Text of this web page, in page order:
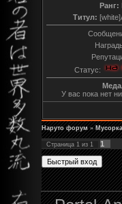
Ранг:
Титул:
Статус:
У вас пока нет
Наруто форум » Мусорка
Страница 1 из 1 1